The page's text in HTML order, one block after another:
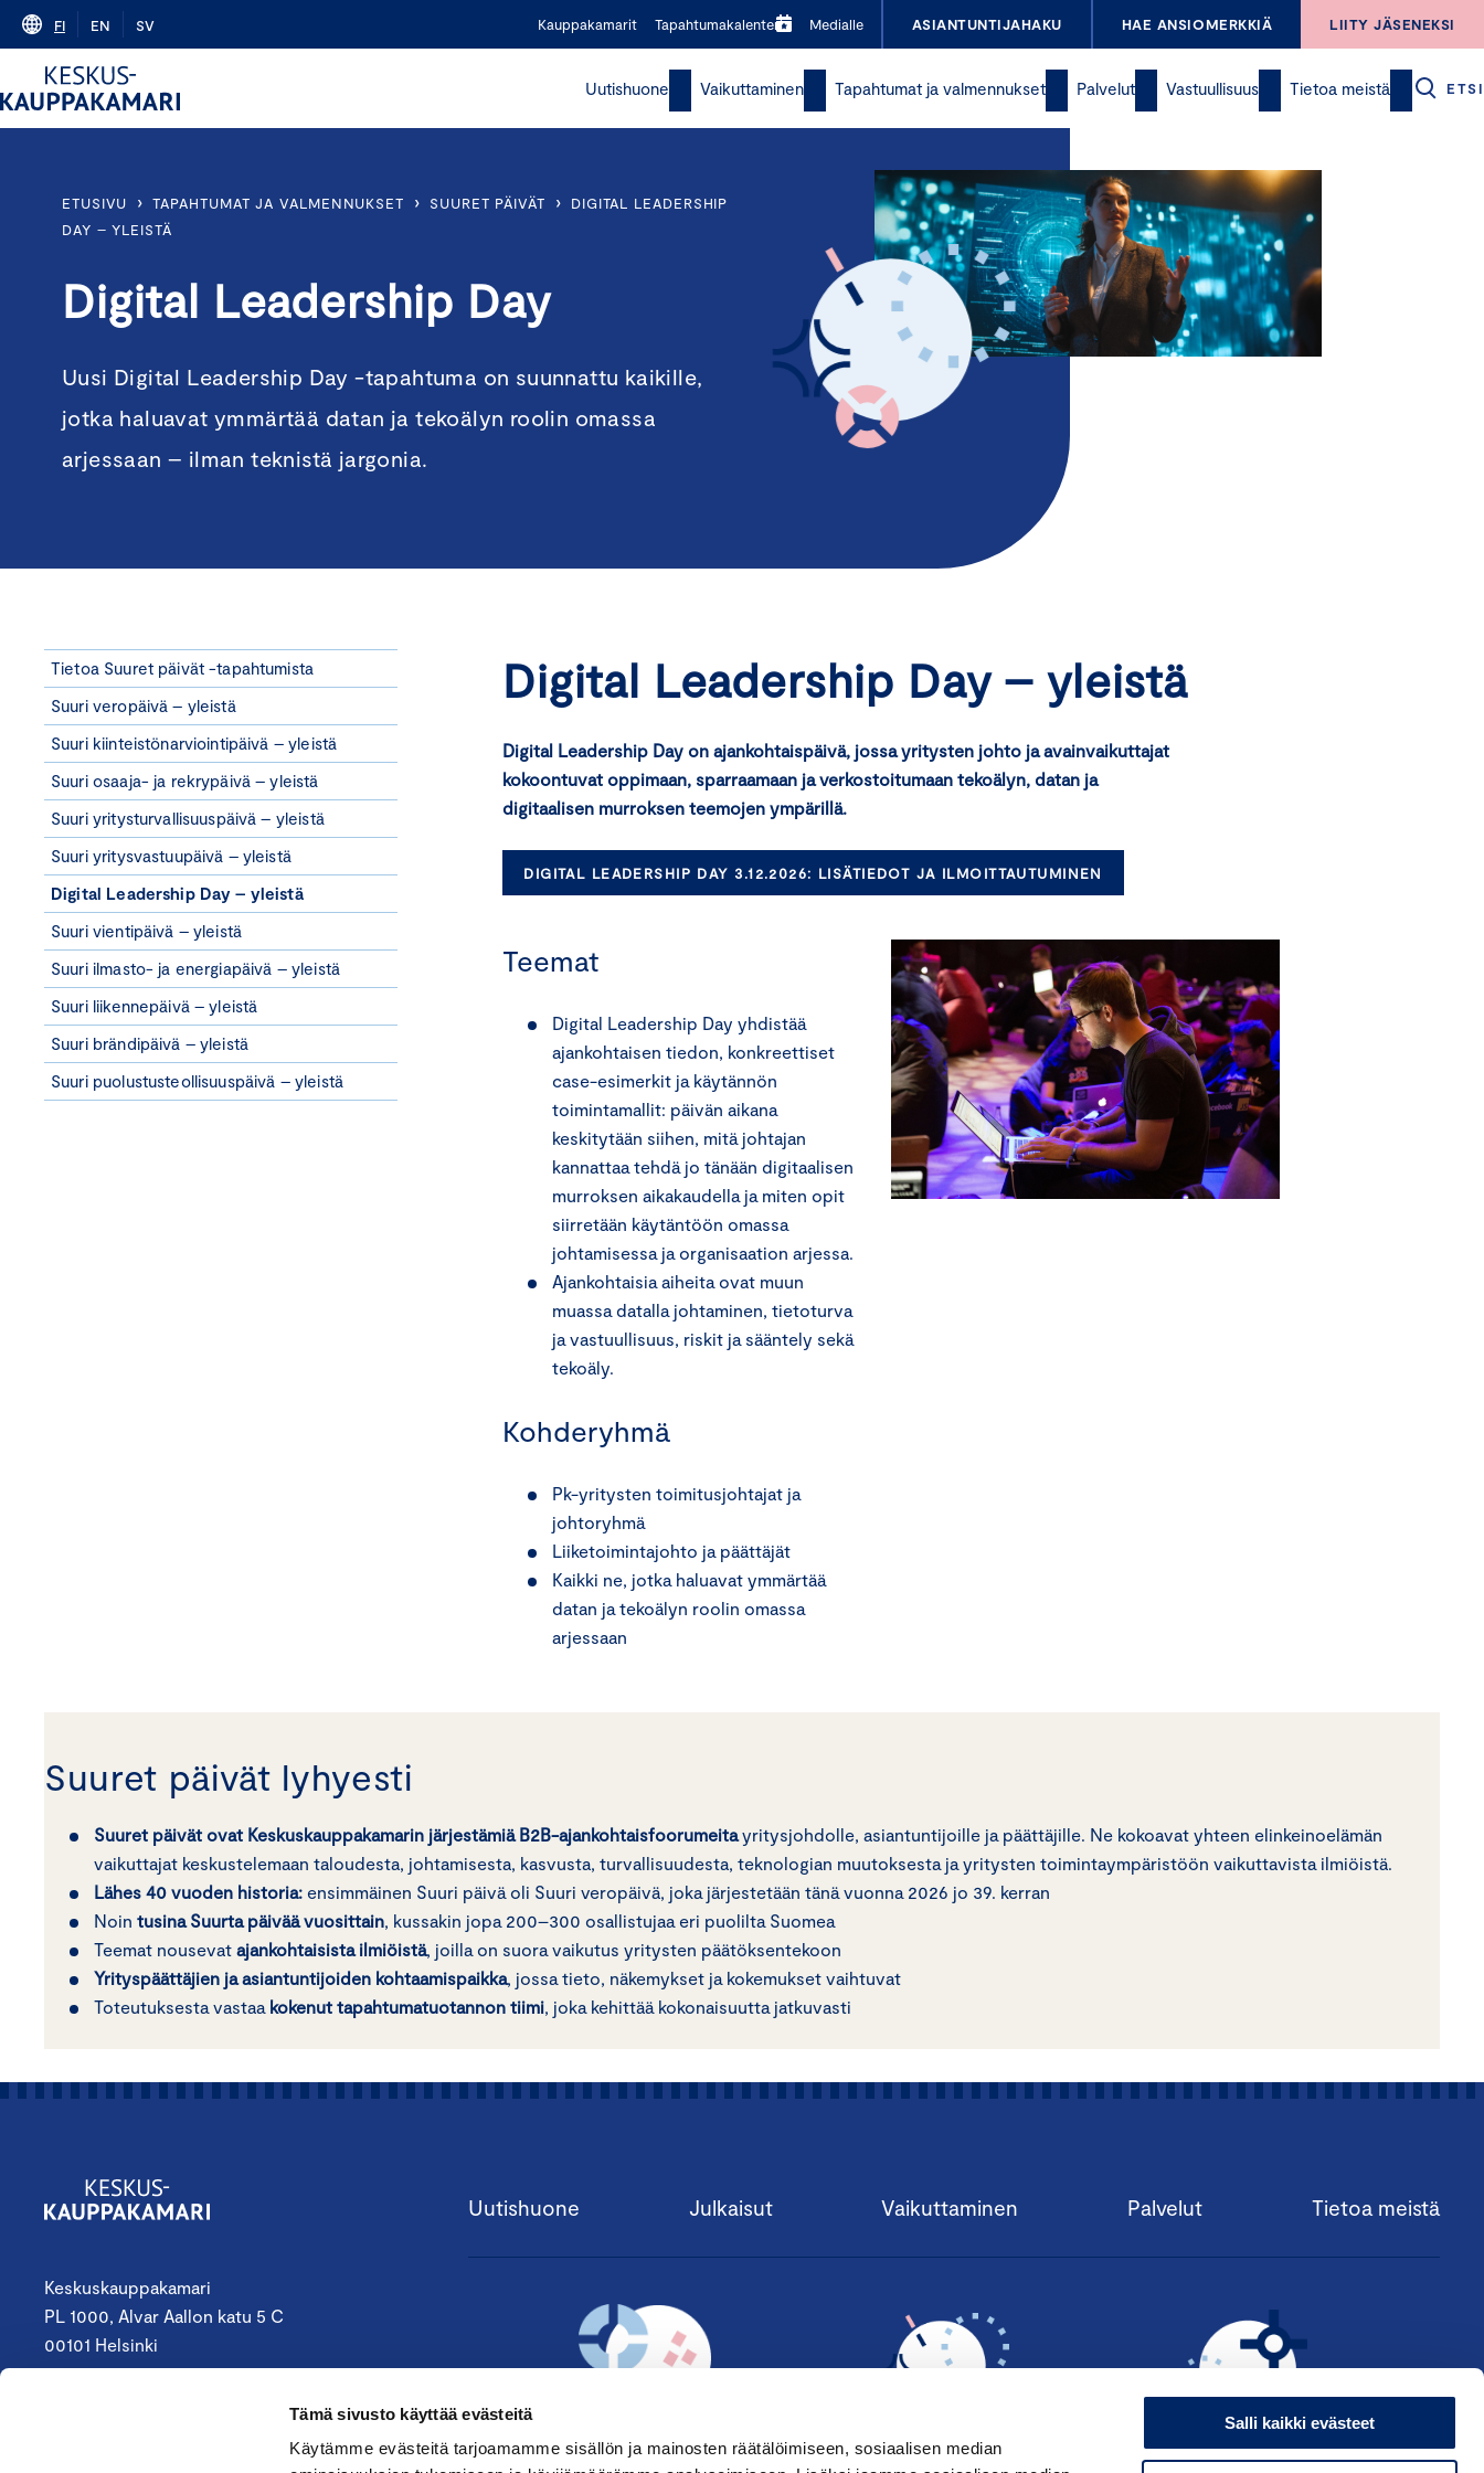
Tämä sivusto käyttää evästeitä
Käytämme evästeitä tarjoamamme sisällön ja mainosten räätälöimiseen, sosiaalisen median
Salli kaikki evästeet
Skip
content
FI EN SV Kauppakamarit Tapahtumakalenteri Medialle ASIANTUNTIJAHAKU HAE ANSIOMERKKIÄ LIITY JÄSENEKSI
Uutishuone Vaikuttaminen Tapahtumat ja valmennukset Palvelut Vastuullisuus Tietoa meistä ETSI
ETUSIVU › TAPAHTUMAT JA VALMENNUKSET › SUURET PÄIVÄT ›
DIGITAL LEADERSHIP
DAY – YLEISTÄ
Digital Leadership Day
Uusi Digital Leadership Day -tapahtuma on suunnattu kaikille,
jotka haluavat ymmärtää datan ja tekoälyn roolin omassa
arjessaan – ilman teknistä jargonia.
Tietoa Suuret päivät -tapahtumista
Suuri veropäivä – yleistä
Suuri kiinteistönarviointipäivä – yleistä
Suuri osaaja- ja rekrypäivä – yleistä
Suuri yritysturvallisuuspäivä – yleistä
Suuri yritysvastuupäivä – yleistä
Digital Leadership Day – yleistä
Suuri vientipäivä – yleistä
Suuri ilmasto- ja energiapäivä – yleistä
Suuri liikennepäivä – yleistä
Suuri brändipäivä – yleistä
Suuri puolustusteollisuuspäivä – yleistä
Digital Leadership Day – yleistä
Digital Leadership Day on ajankohtaispäivä, jossa yritysten johto ja avainvaikuttajat
kokoontuvat oppimaan, sparraamaan ja verkostoitumaan tekoälyn, datan ja
digitaalisen murroksen teemojen ympärillä.
DIGITAL LEADERSHIP DAY 3.12.2026: LISÄTIEDOT JA ILMOITTAUTUMINEN
Teemat
Digital Leadership Day yhdistää
ajankohtaisen tiedon, konkreettiset
case-esimerkit ja käytännön
toimintamallit: päivän aikana
keskitytään siihen, mitä johtajan
kannattaa tehdä jo tänään digitaalisen
murroksen aikakaudella ja miten opit
siirretään käytäntöön omassa
johtamisessa ja organisaation arjessa.
Ajankohtaisia aiheita ovat muun
muassa datalla johtaminen, tietoturva
ja vastuullisuus, riskit ja sääntely sekä
tekoäly.
Kohderyhmä
Pk-yritysten toimitusjohtajat ja
johtoryhmä
Liiketoimintajohto ja päättäjät
Kaikki ne, jotka haluavat ymmärtää
datan ja tekoälyn roolin omassa
arjessaan
Suuret päivät lyhyesti
Suuret päivät ovat Keskuskauppakamarin järjestämiä B2B-ajankohtaisfoorumeitayritysjohdolle, asiantuntijoille ja päättäjille. Ne kokoavat yhteen elinkeinoelämän
vaikuttajat keskustelemaan taloudesta, johtamisesta, kasvusta, turvallisuudesta, teknologian muutoksesta ja yritysten toimintaympäristöön vaikuttavista ilmiöistä.
Lähes 40 vuoden historia: ensimmäinen Suuri päivä oli Suuri veropäivä, joka järjestetään tänä vuonna 2026 jo 39. kerran
Noin tusina Suurta päivää vuosittain, kussakin jopa 200–300 osallistujaa eri puolilta Suomea
Teemat nousevat ajankohtaisista ilmiöistä, joilla on suora vaikutus yritysten päätöksentekoon
Yrityspäättäjien ja asiantuntijoiden kohtaamispaikka, jossa tieto, näkemykset ja kokemukset vaihtuvat
Toteutuksesta vastaa kokenut tapahtumatuotannon tiimi, joka kehittää kokonaisuutta jatkuvasti
Keskuskauppakamari
PL 1000, Alvar Aallon katu 5 C
00101 Helsinki
keskuskauppakamari@chamber.fi
Uutishuone Julkaisut Vaikuttaminen Palvelut Tietoa meistä